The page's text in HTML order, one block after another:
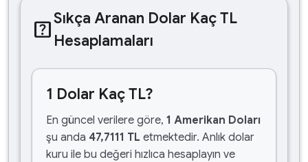
help_centerSıkça Aranan Dolar Kaç TL
Hesaplamaları
1 Dolar Kaç TL?
En güncel verilere göre, 1 Amerikan Doları
şu anda 47,7111 TL etmektedir. Anlık dolar
kuru ile bu değeri hızlıca hesaplayın ve